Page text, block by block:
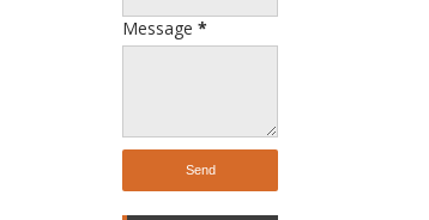
Message *